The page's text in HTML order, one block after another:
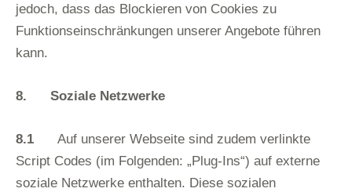
jedoch, dass das Blockieren von Cookies zu
Funktionseinschränkungen unserer Angebote führen
kann.
8. Soziale Netzwerke
8.1 Auf unserer Webseite sind zudem verlinkte
Script Codes (im Folgenden: „Plug-Ins“) auf externe
soziale Netzwerke enthalten. Diese sozialen